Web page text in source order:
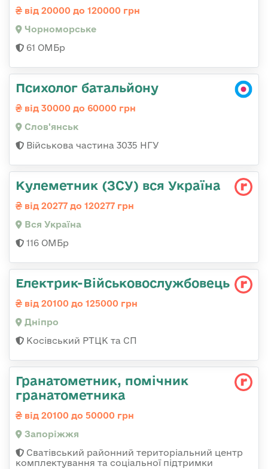
від 20000 до 120000 грн
Чорноморське
61 ОМБр
Психолог батальйону
від 30000 до 60000 грн
Слов'янськ
Військова частина 3035 НГУ
Кулеметник (ЗСУ) вся Україна
від 20277 до 120277 грн
Вся Україна
116 ОМБр
Електрик-Військовослужбовець
від 20100 до 125000 грн
Дніпро
Косівський РТЦК та СП
Гранатометник, помічник
гранатометника
від 20100 до 50000 грн
Запоріжжя
Сватівський районний територіальний центр
комплектування та соціальної підтримки